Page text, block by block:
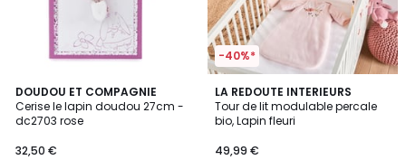
DOUDOU ET COMPAGNIE
Cerise le lapin doudou 27cm -
dc2703 rose
32,50 €
5
/
5
-40%*
LA REDOUTE INTERIEURS
Tour de lit modulable percale
bio, Lapin fleuri
49,99 €
4,6
/ 5